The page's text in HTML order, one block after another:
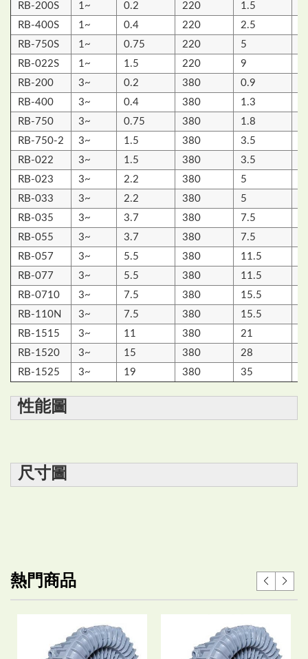
RB-200S 1~ 0.2 220 1.5
RB-400S
1~ 0.4 220 2.5
RB-750S
1~ 0.75 220 5
RB-022S
1~ 1.5 220 9
RB-200
3~ 0.2 380 0.9
RB-400
3~ 0.4 380 1.3
RB-750
3~ 0.75 380 1.8
RB-750-2
3~ 1.5 380 3.5
RB-022
3~ 1.5 380 3.5
RB-023
3~ 2.2 380 5
RB-033
3~ 2.2 380 5
RB-035
3~ 3.7 380 7.5
RB-055
3~ 3.7 380 7.5
RB-057
3~ 5.5 380 11.5
RB-077
3~ 5.5 380 11.5
RB-0710
3~ 7.5 380 15.5
RB-110N
3~ 7.5 380 15.5
RB-1515
3~ 11 380 21
RB-1520
3~ 15 380 28
RB-1525
3~ 19 380 35
性能圖
尺寸圖
熱門商品